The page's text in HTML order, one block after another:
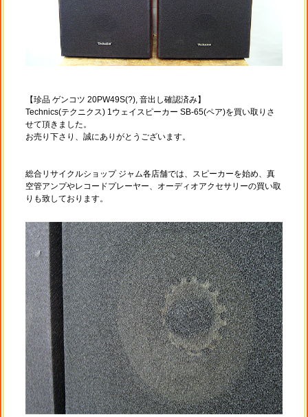
【珍品 ゲンコツ 20PW49S(?), 音出し確認済み】
Technics(テクニクス) 1ウェイスピーカー SB-65(ペア)を買い取りさ
せて頂きました。
お売り下さり、誠にありがとうございます。
総合リサイクルショップ ジャム各店舗では、スピーカーを始め、真
空管アンプやレコードプレーヤー、オーディオアクセサリーの買い取
りも致しております。